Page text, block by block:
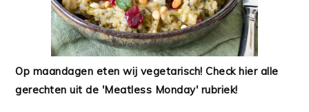
Op maandagen eten wij vegetarisch! Check hier alle
gerechten uit de 'Meatless Monday' rubriek!